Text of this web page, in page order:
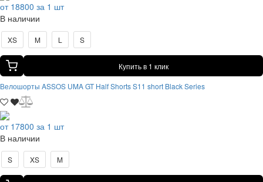
от 18800 за 1 шт
В наличии
XS M L S
Купить в 1 клик
Велошорты ASSOS UMA GT Half Shorts S11 short Black Series
от 17800 за 1 шт
В наличии
S XS M